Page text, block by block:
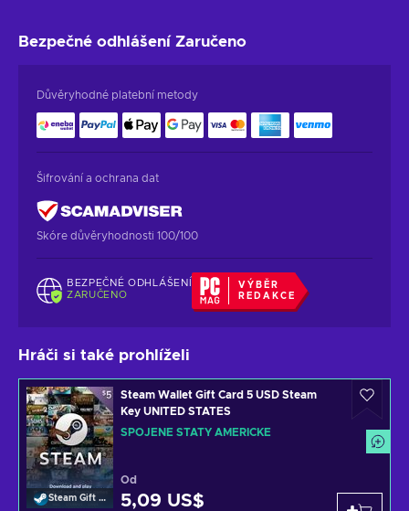
Bezpečné odhlášení Zaručeno
Důvěryhodné platební metody
Šifrování a ochrana dat
Skóre důvěryhodnosti 100/100
BEZPEČNÉ ODHLÁŠENÍ
ZARUČENO
VÝBĚR
REDAKCE
Hráči si také prohlíželi
Steam Gift Card
Steam Wallet Gift Card 5 USD Steam
Key UNITED STATES
SPOJENÉ STÁTY AMERICKÉ
Od
5,09 US$